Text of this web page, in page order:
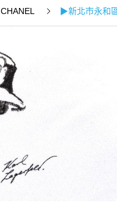
CHANEL ▶新北市永和